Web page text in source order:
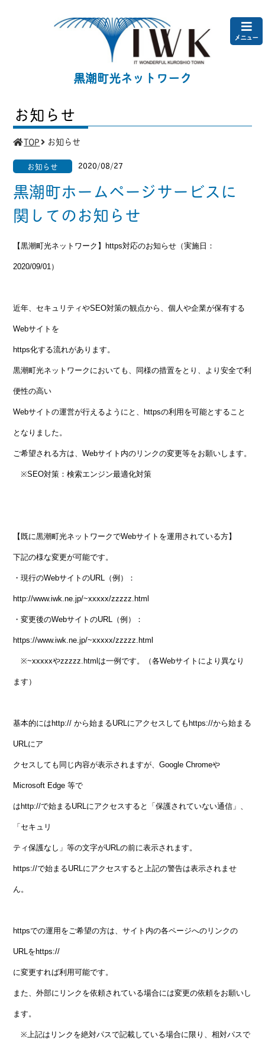
黒潮町光ネットワーク
メニュー
お知らせ
TOP お知らせ
お知らせ 2020/08/27
黒潮町ホームページサービスに
関してのお知らせ
【黒潮町光ネットワーク】https対応のお知らせ（実施日：
2020/09/01）
近年、セキュリティやSEO対策の観点から、個人や企業が保有する
Webサイトを
https化する流れがあります。
黒潮町光ネットワークにおいても、同様の措置をとり、より安全で利
便性の高い
Webサイトの運営が行えるようにと、httpsの利用を可能とすること
となりました。
ご希望される方は、Webサイト内のリンクの変更等をお願いします。
※SEO対策：検索エンジン最適化対策
【既に黒潮町光ネットワークでWebサイトを運用されている方】
下記の様な変更が可能です。
・現行のWebサイトのURL（例）：
http://www.iwk.ne.jp/~xxxxx/zzzzz.html
・変更後のWebサイトのURL（例）：
https://www.iwk.ne.jp/~xxxxx/zzzzz.html
※~xxxxxやzzzzz.htmlは一例です。（各Webサイトにより異なり
ます）
基本的にはhttp:// から始まるURLにアクセスしてもhttps://から始まる
URLにア
クセスしても同じ内容が表示されますが、Google Chromeや
Microsoft Edge 等で
はhttp://で始まるURLにアクセスすると「保護されていない通信」、
「セキュリ
ティ保護なし」等の文字がURLの前に表示されます。
https://で始まるURLにアクセスすると上記の警告は表示されませ
ん。
httpsでの運用をご希望の方は、サイト内の各ページへのリンクの
URLをhttps://
に変更すれば利用可能です。
また、外部にリンクを依頼されている場合には変更の依頼をお願いし
ます。
※上記はリンクを絶対パスで記載している場合に限り、相対パスで